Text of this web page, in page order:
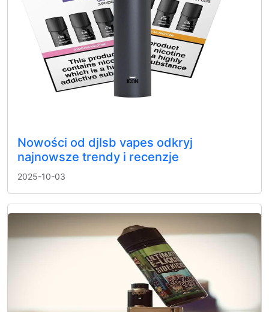
Nowości od djlsb vapes odkryj
najnowsze trendy i recenzje
2025-10-03